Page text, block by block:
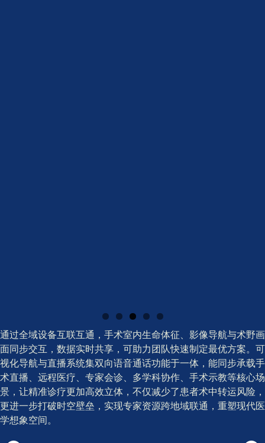
通过全域设备互联互通，手术室内生命体征、影像导航与术野画
面同步交互，数据实时共享，可助力团队快速制定最优方案。可
视化导航与直播系统集双向语音通话功能于一体，能同步承载手
术直播、远程医疗、专家会诊、多学科协作、手术示教等核心场
景，让精准诊疗更加高效立体，不仅减少了患者术中转运风险，
更进一步打破时空壁垒，实现专家资源跨地域联通，重塑现代医
学想象空间。